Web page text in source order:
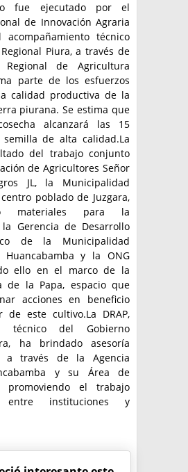
fue ejecutado por el
de Innovación Agraria
acompañamiento técnico
Piura, a través de
de Agricultura
parte de los esfuerzos
calidad productiva de la
piurana. Se estima que
alcanzará las 15
de alta calidad.La
del trabajo conjunto
de Agricultores Señor
JL, la Municipalidad
poblado de Juzgara,
materiales para la
la Gerencia de Desarrollo
de la Municipalidad
Huancabamba y la ONG
ello en el marco de la
de la Papa, espacio que
acciones en beneficio
de este cultivo.La DRAP,
técnico del Gobierno
ha brindado asesoría
a través de la Agencia
y su Área de
promoviendo el trabajo
entre instituciones y